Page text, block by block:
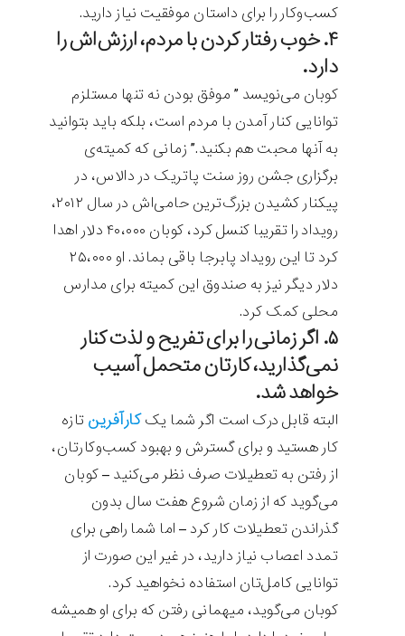
کسب‌وکار را برای داستان موفقیت نیاز دارید.
۴. خوب رفتار کردن با مردم، ارزش‌اش را
دارد.
کوبان می‌نویسد ” موفق بودن نه تنها مستلزم
توانایی کنار آمدن با مردم است، ‌بلکه باید بتوانید
به آنها محبت هم بکنید.” زمانی که کمیته‌ی
برگزاری جشن روز سنت پاتریک در دالاس، در
پیکنار کشیدن بزرگ‌ترین حامی‌اش در سال ۲۰۱۲،
رویداد را تقریبا کنسل کرد، کوبان ۴۰،۰۰۰ دلار اهدا
کرد تا این رویداد پابرجا باقی بماند. او ۲۵،۰۰۰
دلار دیگر نیز به صندوق این کمیته برای مدارس
محلی کمک کرد.
۵. اگر زمانی را برای تفریح و لذت کنار
نمی‌گذارید، کارتان متحمل آسیب
خواهد شد.
البته قابل درک است اگر شما یککارآفرین تازه
کار هستید و برای گسترش و بهبود کسب‌وکارتان،
از رفتن به تعطیلات صرف نظر می‌کنید – کوبان
می‌گوید که از زمان شروع هفت سال بدون
گذراندن تعطیلات کار کرد – اما شما راهی برای
تمدد اعصاب نیاز دارید، در غیر این صورت از
توانایی کامل‌تان استفاده نخواهید کرد.
کوبان می‌گوید، میهمانی رفتن که برای او همیشه